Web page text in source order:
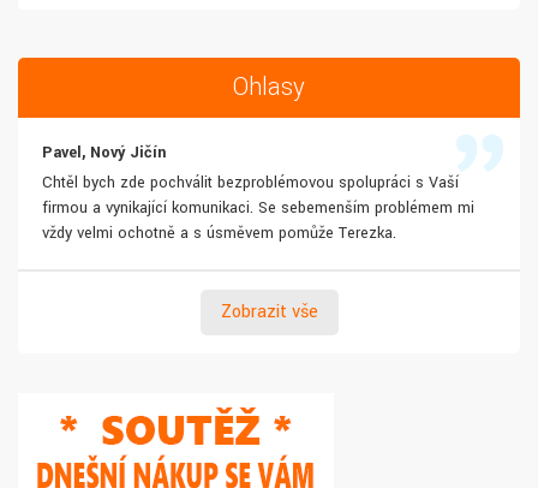
Ohlasy
Pavel, Nový Jičín
Chtěl bych zde pochválit bezproblémovou spolupráci s Vaší
firmou a vynikající komunikaci. Se sebemenším problémem mi
vždy velmi ochotně a s úsměvem pomůže Terezka.
Zobrazit vše